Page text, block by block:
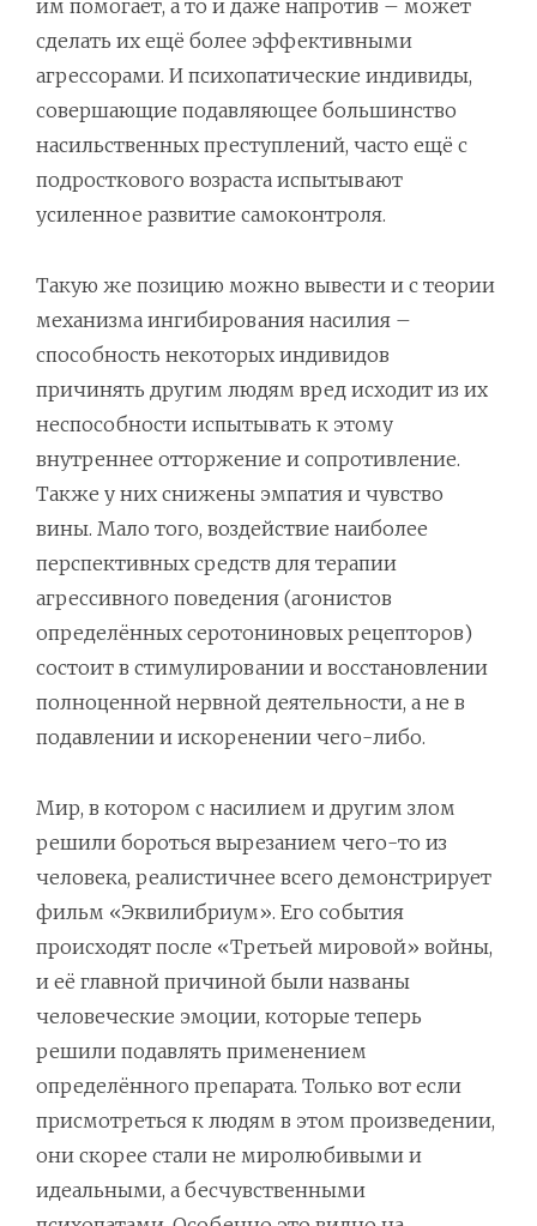
им помогает, а то и даже напротив – может
сделать их ещё более эффективными
агрессорами. И психопатические индивиды,
совершающие подавляющее большинство
насильственных преступлений, часто ещё с
подросткового возраста испытывают
усиленное развитие самоконтроля.
Такую же позицию можно вывести и с теории
механизма ингибирования насилия –
способность некоторых индивидов
причинять другим людям вред исходит из их
неспособности испытывать к этому
внутреннее отторжение и сопротивление.
Также у них снижены эмпатия и чувство
вины. Мало того, воздействие наиболее
перспективных средств для терапии
агрессивного поведения (агонистов
определённых серотониновых рецепторов)
состоит в стимулировании и восстановлении
полноценной нервной деятельности, а не в
подавлении и искоренении чего-либо.
Мир, в котором с насилием и другим злом
решили бороться вырезанием чего-то из
человека, реалистичнее всего демонстрирует
фильм «Эквилибриум». Его события
происходят после «Третьей мировой» войны,
и её главной причиной были названы
человеческие эмоции, которые теперь
решили подавлять применением
определённого препарата. Только вот если
присмотреться к людям в этом произведении,
они скорее стали не миролюбивыми и
идеальными, а бесчувственными